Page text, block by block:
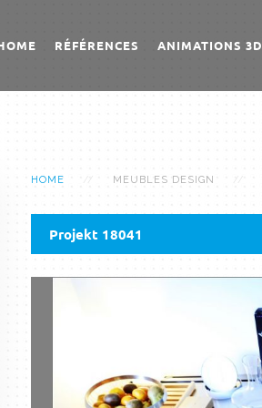
RÉFÉRENCES ANIMATIONS 3D
HOME MEUBLES DESIGN
Projekt 18041